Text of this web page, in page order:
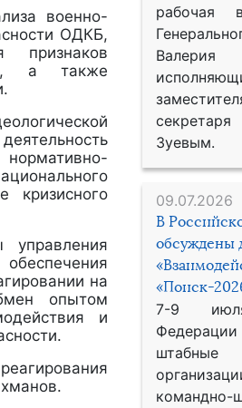
рабочая
Зуевым.
09.07.2026
В
обсуждены
«Поиск-
7-9
военно-
ОДКБ,
а также
кризисного
на
опытом
и